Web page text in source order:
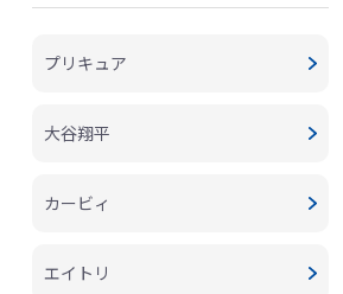
プリキュア
大谷翔平
カービィ
エイトリ